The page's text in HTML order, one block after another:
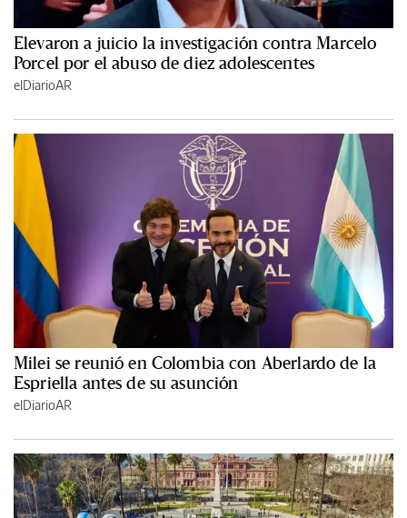
Elevaron a juicio la investigación contra Marcelo
Porcel por el abuso de diez adolescentes
elDiarioAR
Milei se reunió en Colombia con Aberlardo de la
Espriella antes de su asunción
elDiarioAR